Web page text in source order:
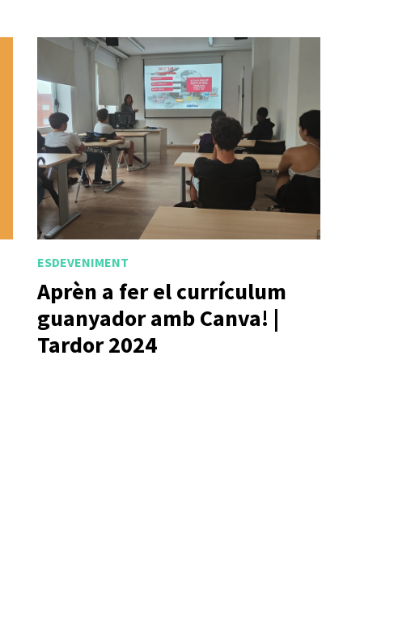
ESDEVENIMENT
Aprèn a fer el currículum
guanyador amb Canva! |
Tardor 2024